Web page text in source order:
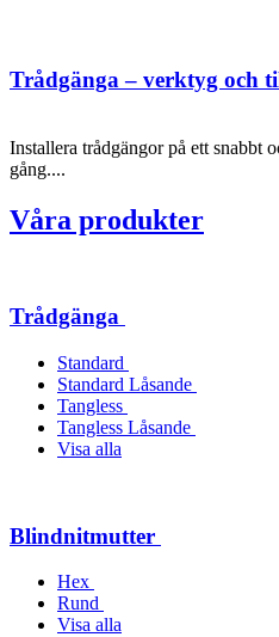
Trådgänga – verktyg och
Installera trådgängor på ett snabbt
gång....
Våra produkter
Trådgänga
Standard
Standard Låsande
Tangless
Tangless Låsande
Visa alla
Blindnitmutter
Hex
Rund
Visa alla